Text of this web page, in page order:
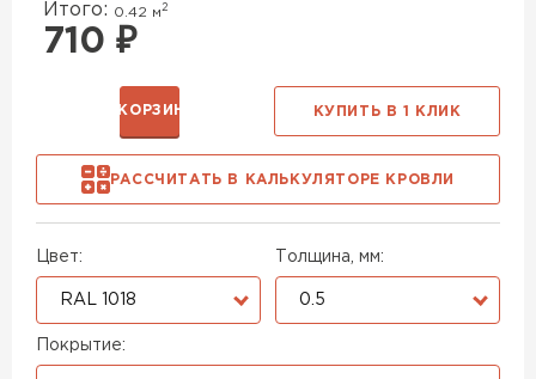
Цвет:
RAL 1018
Толщина, мм:
0.5
Покрытие:
Итого: 0.42 м 2
710 ₽
РАССЧИТАТЬ В КАЛЬКУЛЯТОРЕ КРОВЛИ
В КОРЗИНУ КУПИТЬ В 1 КЛИК